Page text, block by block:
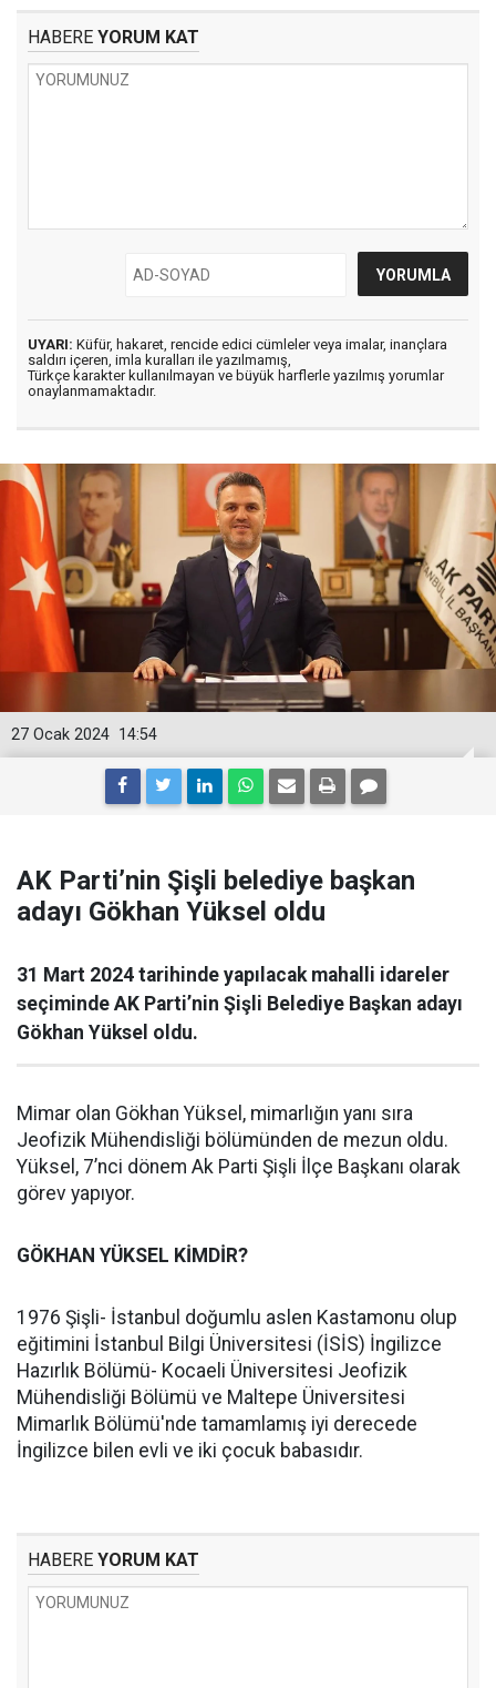
HABERE YORUM KAT
UYARI: Küfür, hakaret, rencide edici cümleler veya imalar, inançlara
saldırı içeren, imla kuralları ile yazılmamış,
Türkçe karakter kullanılmayan ve büyük harflerle yazılmış yorumlar
onaylanmamaktadır.
14:54
27 Ocak 2024
AK Parti’nin Şişli belediye başkan
adayı Gökhan Yüksel oldu
31 Mart 2024 tarihinde yapılacak mahalli idareler
seçiminde AK Parti’nin Şişli Belediye Başkan adayı
Gökhan Yüksel oldu.
Mimar olan Gökhan Yüksel, mimarlığın yanı sıra
Jeofizik Mühendisliği bölümünden de mezun oldu.
Yüksel, 7’nci dönem Ak Parti Şişli İlçe Başkanı olarak
görev yapıyor.
GÖKHAN YÜKSEL KİMDİR?
1976 Şişli- İstanbul doğumlu aslen Kastamonu olup
eğitimini İstanbul Bilgi Üniversitesi (İSİS) İngilizce
Hazırlık Bölümü- Kocaeli Üniversitesi Jeofizik
Mühendisliği Bölümü ve Maltepe Üniversitesi
Mimarlık Bölümü'nde tamamlamış iyi derecede
İngilizce bilen evli ve iki çocuk babasıdır.
HABERE YORUM KAT